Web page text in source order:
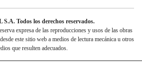
Todos los derechos reservados.
expresa de las reproducciones y usos de las obras
este sitio web a medios de lectura mecánica u otros
que resulten adecuados.